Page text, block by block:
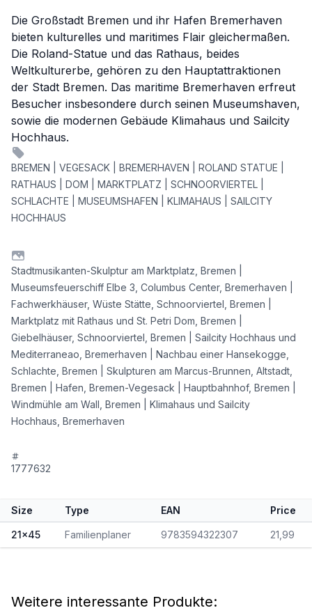
Die Großstadt Bremen und ihr Hafen Bremerhaven
bieten kulturelles und maritimes Flair gleichermaßen.
Die Roland-Statue und das Rathaus, beides
Weltkulturerbe, gehören zu den Hauptattraktionen
der Stadt Bremen. Das maritime Bremerhaven erfreut
Besucher insbesondere durch seinen Museumshaven,
sowie die modernen Gebäude Klimahaus und Sailcity
Hochhaus.
BREMEN | VEGESACK | BREMERHAVEN | ROLAND STATUE |
RATHAUS | DOM | MARKTPLATZ | SCHNOORVIERTEL |
SCHLACHTE | MUSEUMSHAFEN | KLIMAHAUS | SAILCITY
HOCHHAUS
Stadtmusikanten-Skulptur am Marktplatz, Bremen |
Museumsfeuerschiff Elbe 3, Columbus Center, Bremerhaven |
Fachwerkhäuser, Wüste Stätte, Schnoorviertel, Bremen |
Marktplatz mit Rathaus und St. Petri Dom, Bremen |
Giebelhäuser, Schnoorviertel, Bremen | Sailcity Hochhaus und
Mediterraneao, Bremerhaven | Nachbau einer Hansekogge,
Schlachte, Bremen | Skulpturen am Marcus-Brunnen, Altstadt,
Bremen | Hafen, Bremen-Vegesack | Hauptbahnhof, Bremen |
Windmühle am Wall, Bremen | Klimahaus und Sailcity
Hochhaus, Bremerhaven
1777632
Size Type EAN Price
21x45 Familienplaner 9783594322307 21,99
Weitere interessante Produkte: